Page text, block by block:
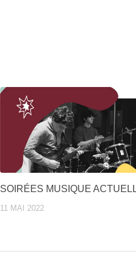
SOIRÉES MUSIQUE
11 MAI 2022